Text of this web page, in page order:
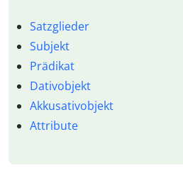
Satzglieder
Subjekt
Prädikat
Dativobjekt
Akkusativobjekt
Attribute